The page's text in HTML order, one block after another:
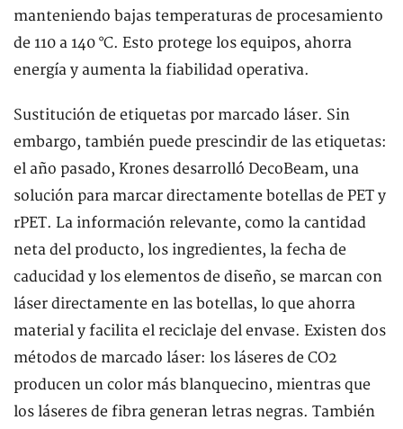
manteniendo bajas temperaturas de procesamiento
de 110 a 140 °C. Esto protege los equipos, ahorra
energía y aumenta la fiabilidad operativa.
Sustitución de etiquetas por marcado láser. Sin
embargo, también puede prescindir de las etiquetas:
el año pasado, Krones desarrolló DecoBeam, una
solución para marcar directamente botellas de PET y
rPET. La información relevante, como la cantidad
neta del producto, los ingredientes, la fecha de
caducidad y los elementos de diseño, se marcan con
láser directamente en las botellas, lo que ahorra
material y facilita el reciclaje del envase. Existen dos
métodos de marcado láser: los láseres de CO2
producen un color más blanquecino, mientras que
los láseres de fibra generan letras negras. También